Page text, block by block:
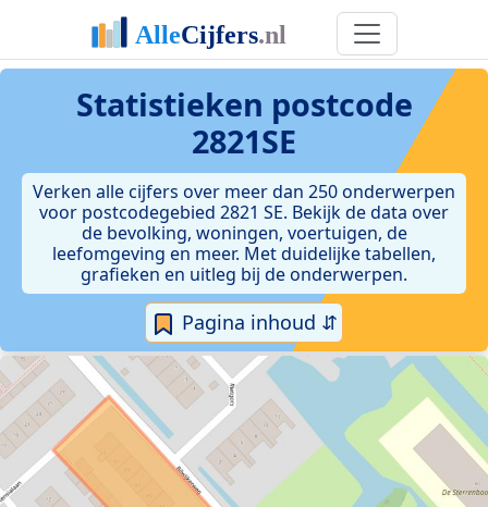
Statistieken postcode
2821SE
Verken alle cijfers over meer dan 250 onderwerpen
voor postcodegebied 2821 SE. Bekijk de data over
de bevolking, woningen, voertuigen, de
leefomgeving en meer. Met duidelijke tabellen,
grafieken en uitleg bij de onderwerpen.
Pagina inhoud ⇵